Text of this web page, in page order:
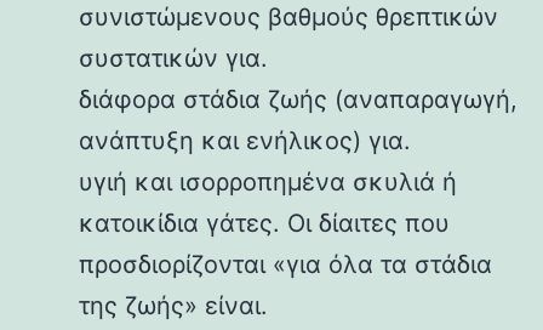
συνιστώμενους βαθμούς θρεπτικών
συστατικών για.
διάφορα στάδια ζωής (αναπαραγωγή,
ανάπτυξη και ενήλικος) για.
υγιή και ισορροπημένα σκυλιά ή
κατοικίδια γάτες. Οι δίαιτες που
προσδιορίζονται «για όλα τα στάδια
της ζωής» είναι.